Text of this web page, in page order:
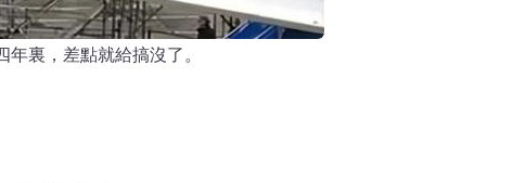
裏，差點就給搞沒了。